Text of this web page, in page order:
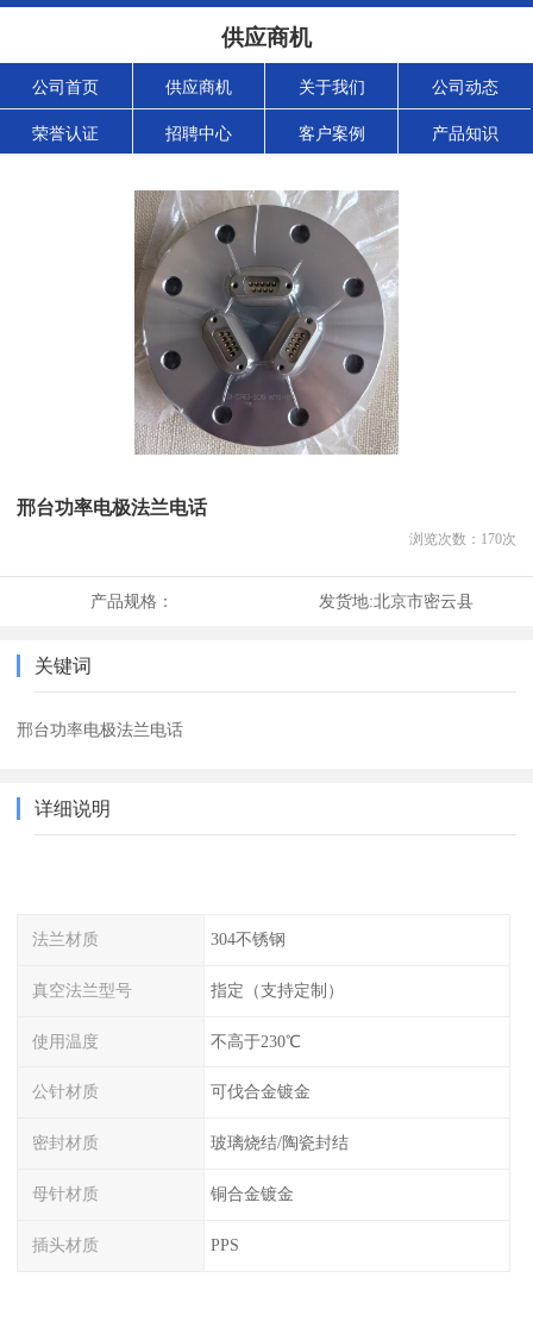
供应商机
公司首页 供应商机 关于我们 公司动态
荣誉认证 招聘中心 客户案例 产品知识
邢台功率电极法兰电话
浏览次数： 170次
产品规格： 发货地:北京市密云县
关键词
邢台功率电极法兰电话
详细说明
法兰材质 304不锈钢
真空法兰型号 指定（支持定制）
使用温度 不高于230℃
公针材质 可伐合金镀金
密封材质 玻璃烧结/陶瓷封结
母针材质 铜合金镀金
插头材质 PPS